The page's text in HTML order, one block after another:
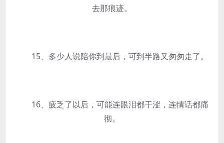
去那痕迹。
15、多少人说陪你到最后，可到半路又匆匆走了。
16、疲乏了以后，可能连眼泪都干涩，连情话都痛
彻。